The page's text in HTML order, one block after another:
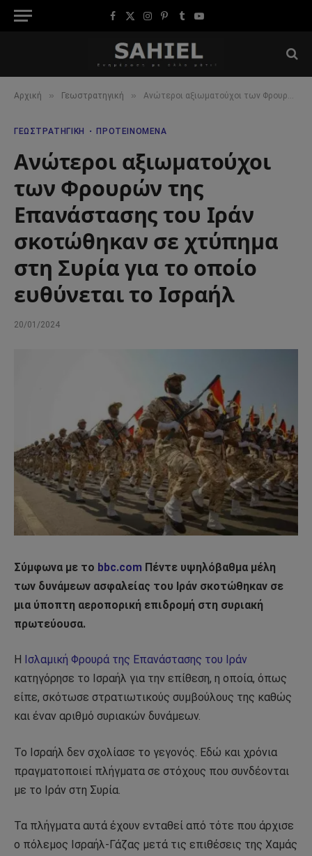
Facebook
X
Instagram
Pinterest
TumblrYouTube
Αρχική » Γεωστρατηγική » Ανώτεροι αξιωματούχοι των Φρουρών της Επανάστασης του Ιράν σκοτώθηκαν σε χτύπημα στη Συρία για το οποίο ευθύνεται το Ισραήλ
ΓΕΩΣΤΡΑΤΗΓΙΚΉ ΠΡΟΤΕΙΝΌΜΕΝΑ
Ανώτεροι αξιωματούχοι
των Φρουρών της
Επανάστασης του Ιράν
σκοτώθηκαν σε χτύπημα
στη Συρία για το οποίο
ευθύνεται το Ισραήλ
20/01/2024
Σύμφωνα με το bbc.com Πέντε υψηλόβαθμα μέλη
των δυνάμεων ασφαλείας του Ιράν σκοτώθηκαν σε
μια ύποπτη αεροπορική επιδρομή στη συριακή
πρωτεύουσα.
Η Ισλαμική Φρουρά της Επανάστασης του Ιράν
κατηγόρησε το Ισραήλ για την επίθεση, η οποία, όπως
είπε, σκότωσε στρατιωτικούς συμβούλους της καθώς
και έναν αριθμό συριακών δυνάμεων.
Το Ισραήλ δεν σχολίασε το γεγονός. Εδώ και χρόνια
πραγματοποιεί πλήγματα σε στόχους που συνδέονται
με το Ιράν στη Συρία.
Τα πλήγματα αυτά έχουν ενταθεί από τότε που άρχισε
ο πόλεμος Ισραήλ-Γάζας μετά τις επιθέσεις της Χαμάς